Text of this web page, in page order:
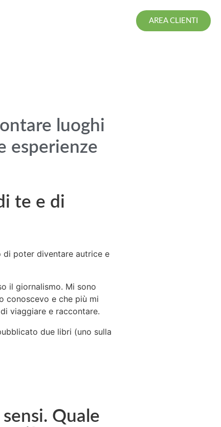
AREA CLIENTI
luoghi
esperienze
te e di
di poter diventare autrice e
il giornalismo. Mi sono
conoscevo e che più mi
viaggiare e raccontare.
due libri (uno sulla
Quale